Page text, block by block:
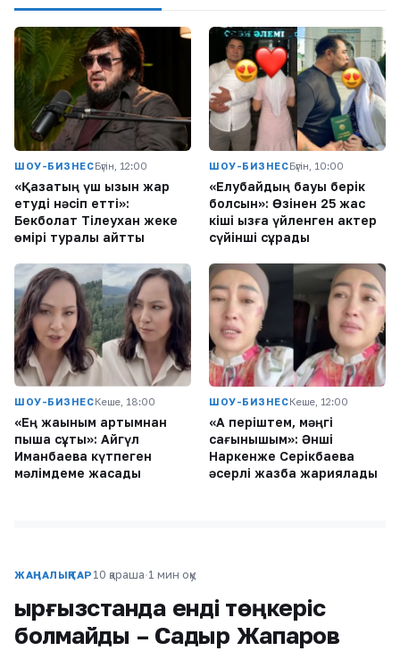
ШОУ-БИЗНЕСБүгін, 12:00
«Қазақтың үш қызын жар
етуді нәсіп етті»:
Бекболат Тілеухан жеке
өмірі туралы айтты
ШОУ-БИЗНЕСБүгін, 10:00
«Елубайдың бауы берік
болсын»: Өзінен 25 жас
кіші қызға үйленген актер
сүйінші сұрады
ШОУ-БИЗНЕСКеше, 18:00
«Ең жақыным артымнан
пышақ сұқты»: Айгүл
Иманбаева күтпеген
мәлімдеме жасады
ШОУ-БИЗНЕСКеше, 12:00
«Ақ періштем, мәңгі
сағынышым»: Әнші
Наркенже Серікбаева
әсерлі жазба жариялады
ЖАҢАЛЫҚТАР 10 қараша·1 мин оқу
Қырғызстанда енді төңкеріс
болмайды – Садыр Жапаров